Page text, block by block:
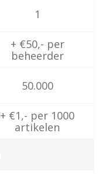
1
+ €50,- per
beheerder
50.000
+ €1,- per 1000
artikelen